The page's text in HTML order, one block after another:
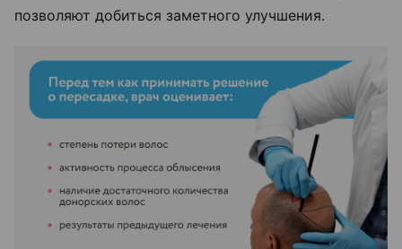
позволяют добиться заметного улучшения.